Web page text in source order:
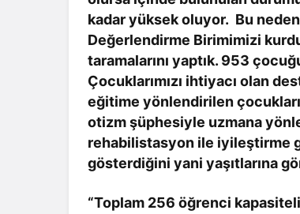
kadar yüksek oluyor. Bu
Değerlendirme Birimimizi
taramalarını yaptık. 953
Çocuklarımızı ihtiyacı olan
eğitime yönlendirilen
otizm şüphesiyle uzmana
rehabilistasyon ile iyileştirme
gösterdiğini yani yaşıtlarına
“Toplam 256 öğrenci